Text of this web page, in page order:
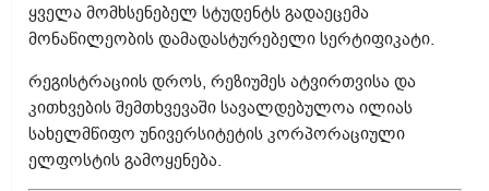
ყველა მომხსენებელ სტუდენტს გადაეცემა
მონაწილეობის დამადასტურებელი სერტიფიკატი.
რეგისტრაციის დროს, რეზიუმეს ატვირთვისა და
კითხვების შემთხვევაში სავალდებულოა ილიას
სახელმწიფო უნივერსიტეტის კორპორაციული
ელფოსტის გამოყენება.